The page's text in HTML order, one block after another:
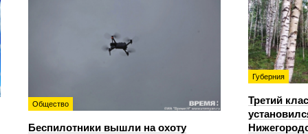
Губерния
Третий
Общество
Беспилотники вышли на охоту